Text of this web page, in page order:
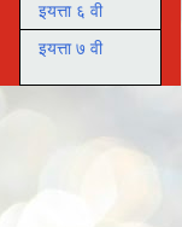
इयत्ता ६ वी
इयत्ता ७ वी